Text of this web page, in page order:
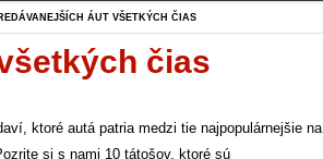
ÁUT VŠETKÝCH ČIAS
čias
ktoré autá patria medzi tie najpopulárnejšie na
si s nami 10 tátošov, ktoré sú